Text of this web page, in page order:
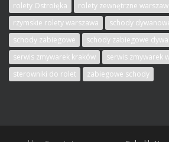
rolety Ostrołęka
rolety zewnętrzne
rzymskie rolety warszawa
schody
schody zabiegowe
schody zabiegowe
serwis zmywarek kraków
serwis zmywarek
sterowniki do rolet
zabiegowe schody